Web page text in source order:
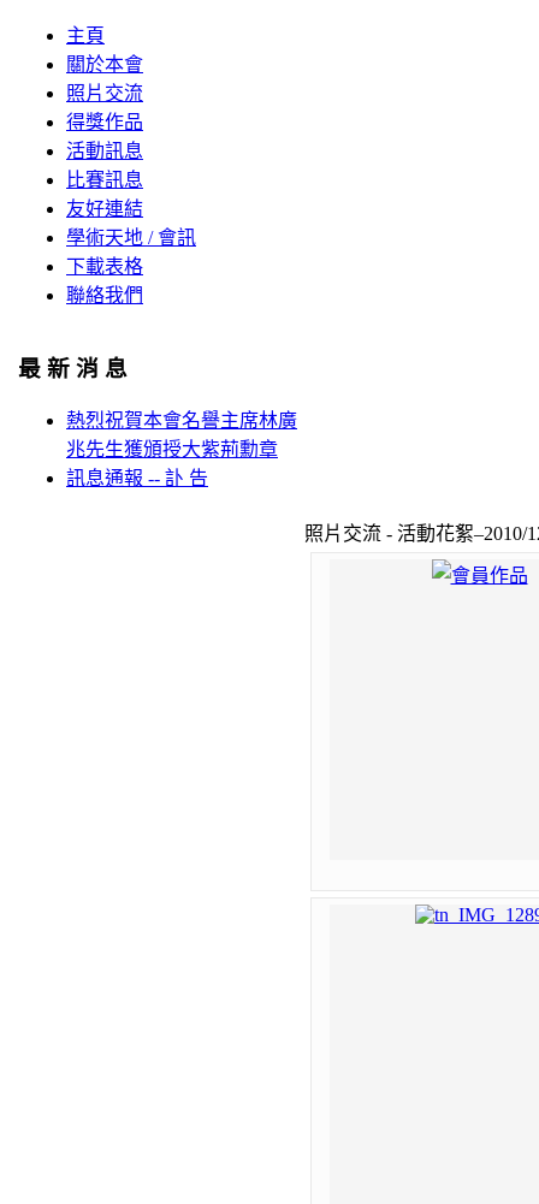
主頁
關於本會
照片交流
得獎作品
活動訊息
比賽訊息
友好連結
學術天地 / 會訊
下載表格
聯絡我們
最 新 消 息
熱烈祝賀本會名譽主席林廣
兆先生獲頒授大紫荊勳章
訊息通報 -- 訃 告
照片交流 - 活動花絮